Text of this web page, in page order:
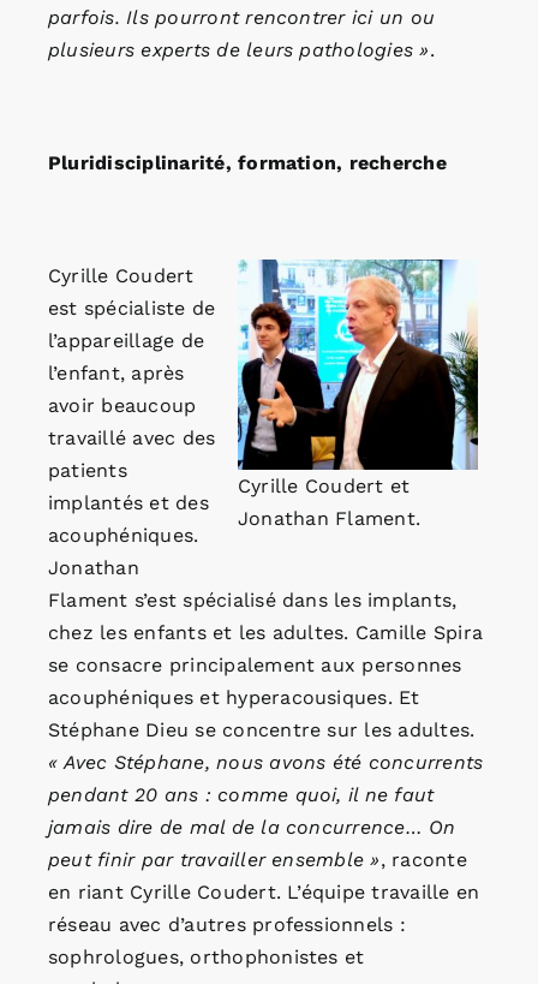
parfois. Ils pourront rencontrer ici un ou
plusieurs experts de leurs pathologies ».
Pluridisciplinarité, formation, recherche
Cyrille Coudert et
Jonathan Flament.
Cyrille Coudert
est spécialiste de
l’appareillage de
l’enfant, après
avoir beaucoup
travaillé avec des
patients
implantés et des
acouphéniques.
Jonathan
Flament s’est spécialisé dans les implants,
chez les enfants et les adultes. Camille Spira
se consacre principalement aux personnes
acouphéniques et hyperacousiques. Et
Stéphane Dieu se concentre sur les adultes.
« Avec Stéphane, nous avons été concurrents
pendant 20 ans : comme quoi, il ne faut
jamais dire de mal de la concurrence… On
peut finir par travailler ensemble », raconte
en riant Cyrille Coudert. L’équipe travaille en
réseau avec d’autres professionnels :
sophrologues, orthophonistes et